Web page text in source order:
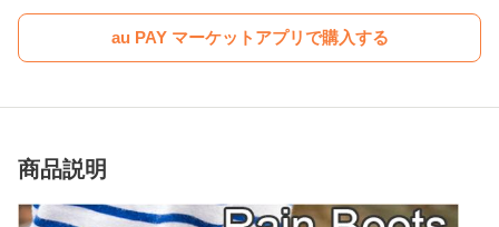
au PAY マーケットアプリで購入する
商品説明